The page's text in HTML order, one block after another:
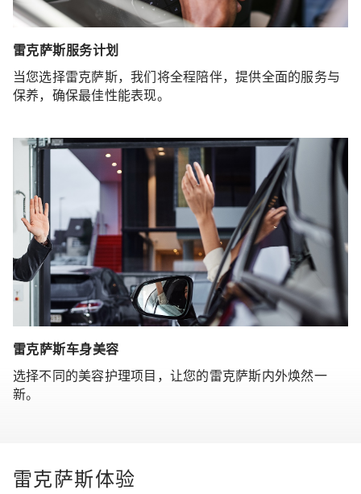
雷克萨斯服务计划
当您选择雷克萨斯，我们将全程陪伴，提供全面的服务与
保养，确保最佳性能表现。
雷克萨斯车身美容
选择不同的美容护理项目，让您的雷克萨斯内外焕然一
新。
雷克萨斯体验